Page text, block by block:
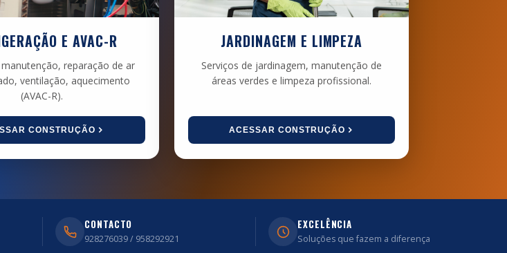
E AVAC-R
reparação de ar
ventilação, aquecimento
(AVAC-R).
CONSTRUÇÃO
JARDINAGEM E LIMPEZA
Serviços de jardinagem, manutenção de
áreas verdes e limpeza profissional.
ACESSAR CONSTRUÇÃO
CONTACTO
928276039 / 958292921
EXCELÊNCIA
Soluções que fazem a diferença